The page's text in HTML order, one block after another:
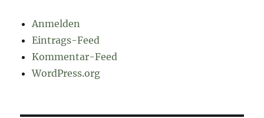
Anmelden
Eintrags-Feed
Kommentar-Feed
WordPress.org